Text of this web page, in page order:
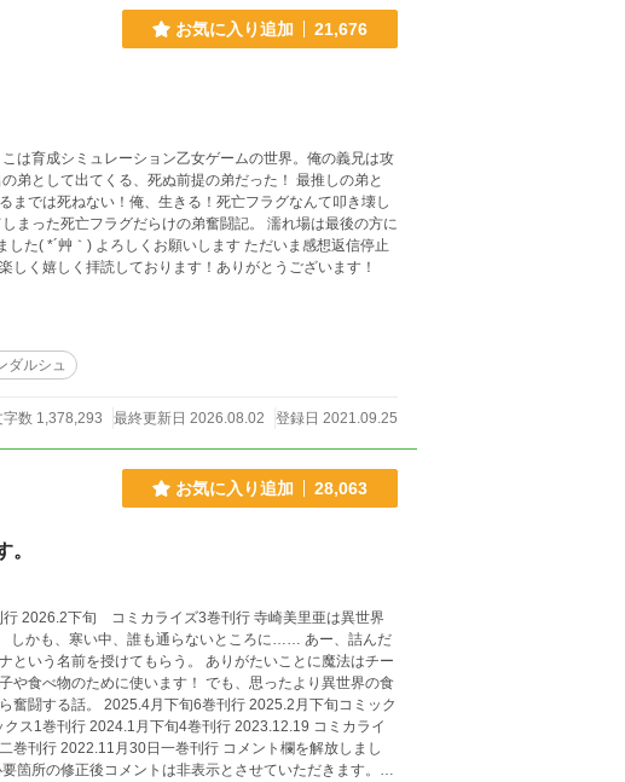
お気に入り追加 21,676
は育成シミュレーション乙女ゲームの世界。俺の義兄は攻
弟として出てくる、死ぬ前提の弟だった！ 最推しの弟と
までは死ねない！俺、生きる！死亡フラグなんて叩き壊し
ろしくお願いします ただいま感想返信停止
く嬉しく拝読しております！ありがとうございます！
ダルシュ
字数 1,378,293 最終更新日 2026.08.02 登録日 2021.09.25
お気に入り追加 28,063
。
という名前を授けてもらう。 ありがたいことに魔法はチー
食べ物のために使います！ でも、思ったより異世界の食
2025.2月下旬コミック
箇所の修正後コメントは非表示とさせていただきます。ま